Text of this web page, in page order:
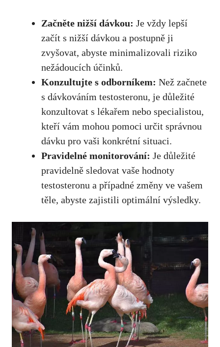
Začněte nižší dávkou: Je vždy lepší
začít s nižší dávkou a postupně ji
zvyšovat, abyste minimalizovali riziko
nežádoucích účinků.
Konzultujte s odborníkem: Než začnete
s dávkováním testosteronu, je důležité
konzultovat ‌ s lékařem nebo⁢ specialistou,
kteří vám mohou pomoci ⁣určit správnou
dávku pro vaši konkrétní situaci.
Pravidelné monitorování: Je důležité
pravidelně sledovat vaše hodnoty
testosteronu ​a případné změny ve vašem
⁣těle,​ abyste zajistili optimální výsledky.